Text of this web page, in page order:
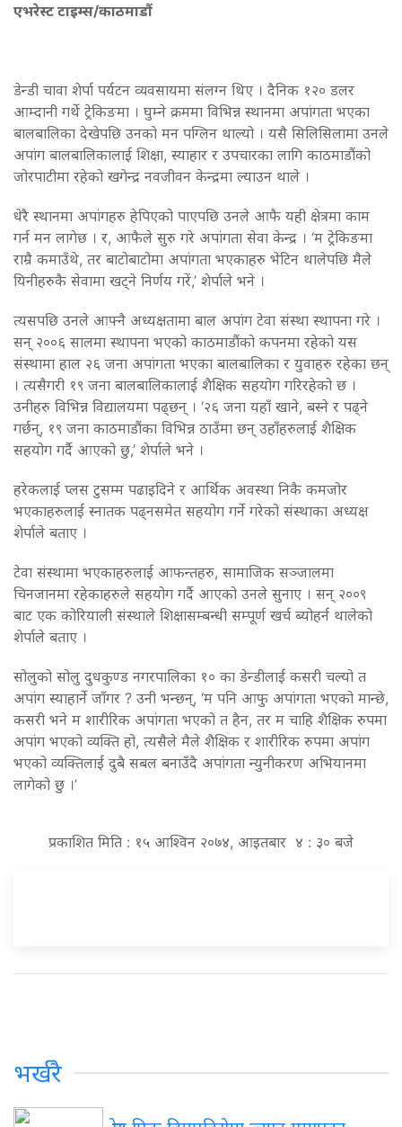
एभरेस्ट टाइम्स/काठमाडौं
डेन्डी चावा शेर्पा पर्यटन व्यवसायमा संलग्न थिए । दैनिक १२० डलर
आम्दानी गर्थे ट्रेकिङमा । घुम्ने क्रममा विभिन्न स्थानमा अपांगता भएका
बालबालिका देखेपछि उनको मन पग्लिन थाल्यो । यसै सिलिसिलामा उनले
अपांग बालबालिकालाई शिक्षा, स्याहार र उपचारका लागि काठमाडौंको
जोरपाटीमा रहेको खगेन्द्र नवजीवन केन्द्रमा ल्याउन थाले ।
धेरै स्थानमा अपांगहरु हेपिएको पाएपछि उनले आफै यही क्षेत्रमा काम
गर्न मन लागेछ । र, आफैले सुरु गरे अपांगता सेवा केन्द्र । ‘म ट्रेकिङमा
राम्रै कमाउँथे, तर बाटोबाटोमा अपांगता भएकाहरु भेटिन थालेपछि मैले
यिनीहरुकै सेवामा खट्ने निर्णय गरें,’ शेर्पाले भने ।
त्यसपछि उनले आफ्नै अध्यक्षतामा बाल अपांग टेवा संस्था स्थापना गरे ।
सन् २००६ सालमा स्थापना भएको काठमाडौंको कपनमा रहेको यस
संस्थामा हाल २६ जना अपांगता भएका बालबालिका र युवाहरु रहेका छन्
। त्यसैगरी १९ जना बालबालिकालाई शैक्षिक सहयोग गरिरहेको छ ।
उनीहरु विभिन्न विद्यालयमा पढ्छन् । ‘२६ जना यहाँ खाने, बस्ने र पढ्ने
गर्छन्, १९ जना काठमाडौंका विभिन्न ठाउँमा छन् उहाँहरुलाई शैक्षिक
सहयोग गर्दै आएको छु,’ शेर्पाले भने ।
हरेकलाई प्लस टुसम्म पढाइदिने र आर्थिक अवस्था निकै कमजोर
भएकाहरुलाई स्नातक पढ्नसमेत सहयोग गर्ने गरेको संस्थाका अध्यक्ष
शेर्पाले बताए ।
टेवा संस्थामा भएकाहरुलाई आफन्तहरु, सामाजिक सञ्जालमा
चिनजानमा रहेकाहरुले सहयोग गर्दै आएको उनले सुनाए । सन् २००९
बाट एक कोरियाली संस्थाले शिक्षासम्बन्धी सम्पूर्ण खर्च ब्योहर्न थालेको
शेर्पाले बताए ।
सोलुको सोलु दुधकुण्ड नगरपालिका १० का डेन्डीलाई कसरी चल्यो त
अपांग स्याहार्ने जाँगर ? उनी भन्छन्, ‘म पनि आफु अपांगता भएको मान्छे,
कसरी भने म शारीरिक अपांगता भएको त हैन, तर म चाहि शैक्षिक रुपमा
अपांग भएको व्यक्ति हो, त्यसैले मैले शैक्षिक र शारीरिक रुपमा अपांग
भएको व्यक्तिलाई दुबै सबल बनाउँदै अपांगता न्युनीकरण अभियानमा
लागेको छु ।’
प्रकाशित मिति : १५ आश्विन २०७४, आइतबार ४ : ३० बजे
भर्खरै